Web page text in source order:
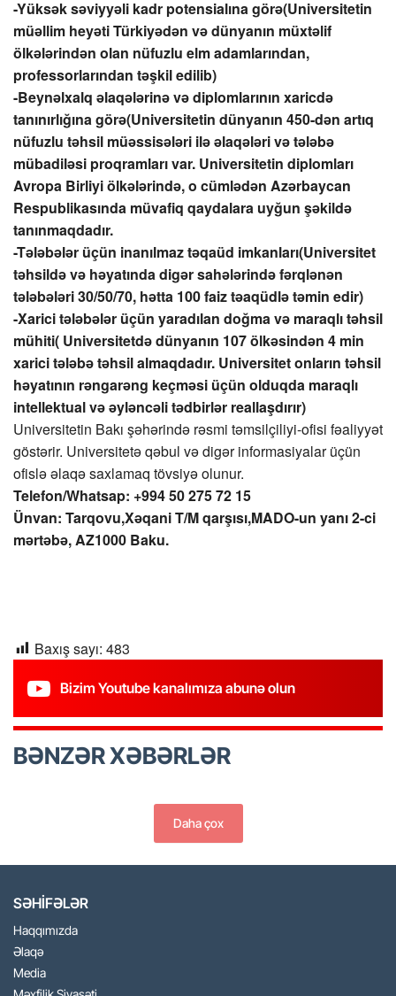
-Yüksək səviyyəli kadr potensialına görə(Universitetin
müəllim heyəti Türkiyədən və dünyanın müxtəlif
ölkələrindən olan nüfuzlu elm adamlarından,
professorlarından təşkil edilib)
-Beynəlxalq əlaqələrinə və diplomlarının xaricdə
tanınırlığına görə(Universitetin dünyanın 450-dən artıq
nüfuzlu təhsil müəssisələri ilə əlaqələri və tələbə
mübadiləsi proqramları var. Universitetin diplomları
Avropa Birliyi ölkələrində, o cümlədən Azərbaycan
Respublikasında müvafiq qaydalara uyğun şəkildə
tanınmaqdadır.
-Tələbələr üçün inanılmaz təqaüd imkanları(Universitet
təhsildə və həyatında digər sahələrində fərqlənən
tələbələri 30/50/70, hətta 100 faiz təaqüdlə təmin edir)
-Xarici tələbələr üçün yaradılan doğma və maraqlı təhsil
mühiti( Universitetdə dünyanın 107 ölkəsindən 4 min
xarici tələbə təhsil almaqdadır. Universitet onların təhsil
həyatının rəngarəng keçməsi üçün olduqda maraqlı
intellektual və əyləncəli tədbirlər reallaşdırır)
Universitetin Bakı şəhərində rəsmi təmsilçiliyi-ofisi fəaliyyət
göstərir. Universitetə qəbul və digər informasiyalar üçün
ofislə əlaqə saxlamaq tövsiyə olunur.
Telefon/Whatsap: +994 50 275 72 15
Ünvan: Tarqovu,Xəqani T/M qarşısı,MADO-un yanı 2-ci
mərtəbə,AZ1000 Baku.
Baxış sayı: 483
Bizim Youtube kanalımıza abunə olun
BƏNZƏR XƏBƏRLƏR
Daha çox
SƏHİFƏLƏR
Haqqımızda
Əlaqə
Media